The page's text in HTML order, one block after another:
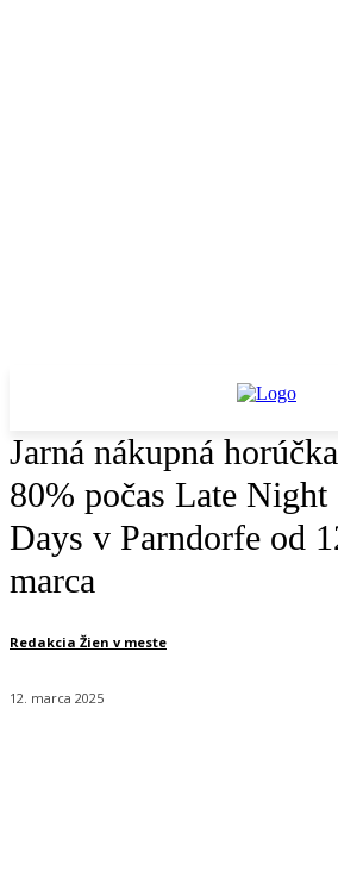
Jarná nákupná
80% počas Late Night
Days v Parndorfe od
marca
Redakcia Žien v meste
12. marca 2025